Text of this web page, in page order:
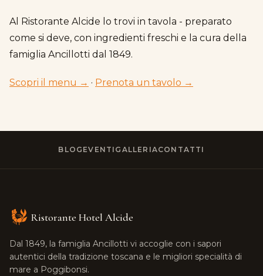
Al Ristorante Alcide lo trovi in tavola - preparato
come si deve, con ingredienti freschi e la cura della
famiglia Ancillotti dal 1849.
Scopri il menu → · Prenota un tavolo →
BLOG EVENTI GALLERIACONTATTI
Ristorante Hotel Alcide
Dal 1849, la famiglia Ancillotti vi accoglie con i sapori
autentici della tradizione toscana e le migliori specialità di
mare a Poggibonsi.